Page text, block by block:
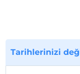
terasında gün
Keşke hep tatil
Kadınlar Denizi ve
Tarihlerinizi